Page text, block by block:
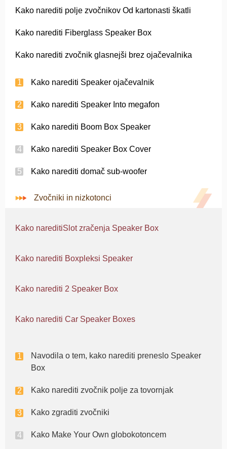
Kako narediti polje zvočnikov Od kartonasti škatli
Kako narediti Fiberglass Speaker Box
Kako narediti zvočnik glasnejši brez ojačevalnika
Kako narediti Speaker ojačevalnik
Kako narediti Speaker Into megafon
Kako narediti Boom Box Speaker
Kako narediti Speaker Box Cover
Kako narediti domač sub-woofer
Zvočniki in nizkotonci
Kako nareditiSlot zračenja Speaker Box
Kako narediti Boxpleksi Speaker
Kako narediti 2 Speaker Box
Kako narediti Car Speaker Boxes
Navodila o tem, kako narediti preneslo Speaker
Box
Kako narediti zvočnik polje za tovornjak
Kako zgraditi zvočniki
Kako Make Your Own globokotoncem